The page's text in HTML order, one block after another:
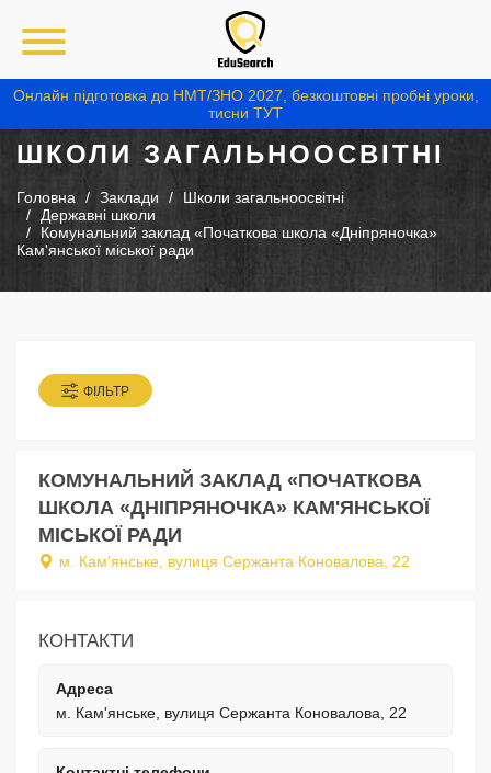
Онлайн підготовка до НМТ/ЗНО 2027, безкоштовні пробні уроки,
тисни ТУТ
ШКОЛИ ЗАГАЛЬНООСВІТНІ
Головна Заклади
Школи загальноосвітні
Державні школи
Комунальний заклад «Початкова школа «Дніпряночка»
Кам'янської міської ради
ФІЛЬТР
КОМУНАЛЬНИЙ ЗАКЛАД «ПОЧАТКОВА
ШКОЛА «ДНІПРЯНОЧКА» КАМ'ЯНСЬКОЇ
МІСЬКОЇ РАДИ
м. Кам'янське, вулиця Сержанта Коновалова, 22
КОНТАКТИ
Адреса
м. Кам'янське, вулиця Сержанта Коновалова, 22